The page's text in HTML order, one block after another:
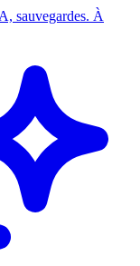
sauvegardes. À